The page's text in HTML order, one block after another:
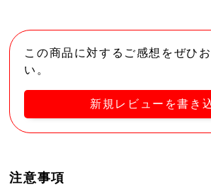
この商品に対するご感想をぜひ
い。
新規レビューを書き
注意事項